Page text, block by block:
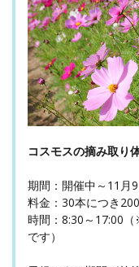
コスモスの摘み取り
期間：開催中～11
料金：30本につき
時間：8:30～17:00
です）